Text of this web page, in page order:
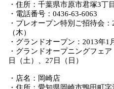
・住所：千葉県市原市君塚3丁
・電話番号：0436-63-6063
・プレオープン特別ご招待会
（木）
・グランドオープン：2013年1
・グランドオープニングフェ
日（土）、27日（日）
・店名：岡崎店